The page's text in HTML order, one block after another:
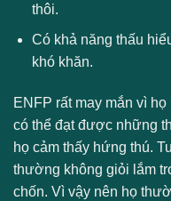
thôi.
Có khả năng thấu
khó khăn.
ENFP rất may mắn vì
có thể đạt được những
họ cảm thấy hứng thú.
thường không giỏi lắm
chốn. Vì vậy nên họ